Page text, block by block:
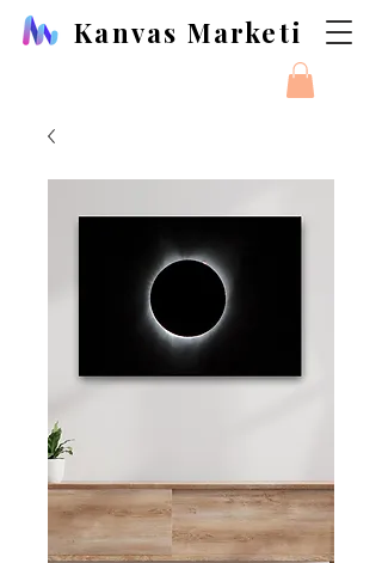
Kanvas Marketi